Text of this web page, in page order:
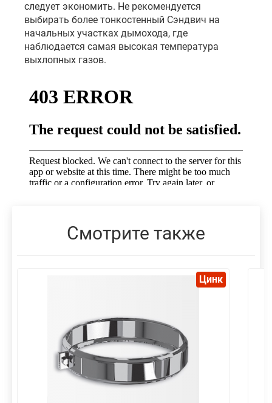
следует экономить. Не рекомендуется
выбирать более тонкостенный Сэндвич на
начальных участках дымохода, где
наблюдается самая высокая температура
выхлопных газов.
Смотрите также
Цинк